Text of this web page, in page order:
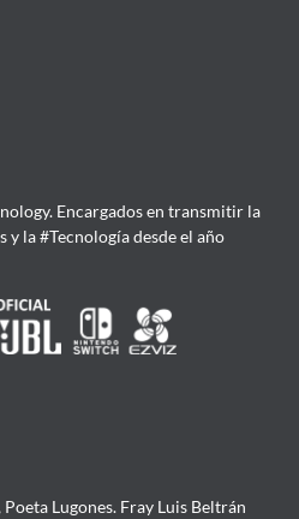
Encargados en transmitir la
la #Tecnología desde el año
Lugones. Fray Luis Beltrán